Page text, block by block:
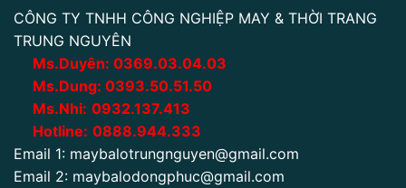
CÔNG TY TNHH CÔNG NGHIỆP MAY & THỜI TRANG
TRUNG NGUYÊN
Ms.Duyên: 0369.03.04.03
Ms.Dung: 0393.50.51.50
Ms.Nhi: 0932.137.413
Hotline: 0888.944.333
Email 1: maybalotrungnguyen@gmail.com
Email 2: maybalodongphuc@gmail.com